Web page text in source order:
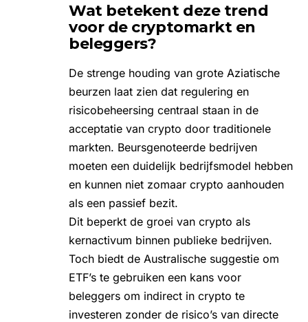
Wat betekent deze trend
voor de cryptomarkt en
beleggers?
De strenge houding van grote Aziatische
beurzen laat zien dat regulering en
risicobeheersing centraal staan in de
acceptatie van crypto door traditionele
markten. Beursgenoteerde bedrijven
moeten een duidelijk bedrijfsmodel hebben
en kunnen niet zomaar crypto aanhouden
als een passief bezit.
Dit beperkt de groei van crypto als
kernactivum binnen publieke bedrijven.
Toch biedt de Australische suggestie om
ETF’s te gebruiken een kans voor
beleggers om indirect in crypto te
investeren zonder de risico’s van directe